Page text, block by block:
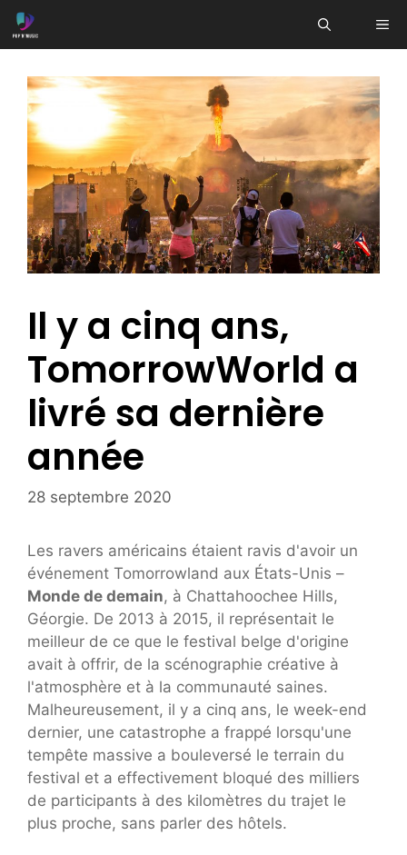
Aller
au
Il y a cinq ans,
TomorrowWorld a
livré sa dernière
année
28 septembre 2020
Les ravers américains étaient ravis d'avoir un
événement Tomorrowland aux États-Unis –
Monde de demain, à Chattahoochee Hills,
Géorgie. De 2013 à 2015, il représentait le
meilleur de ce que le festival belge d'origine
avait à offrir, de la scénographie créative à
l'atmosphère et à la communauté saines.
Malheureusement, il y a cinq ans, le week-end
dernier, une catastrophe a frappé lorsqu'une
tempête massive a bouleversé le terrain du
festival et a effectivement bloqué des milliers
de participants à des kilomètres du trajet le
plus proche, sans parler des hôtels.